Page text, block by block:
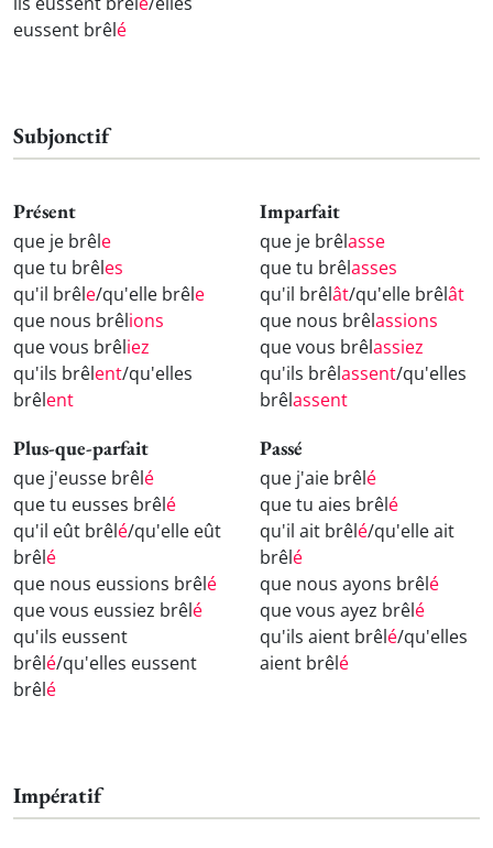
eussent brêlé
Subjonctif
Présent
que je brêle
que tu brêles
qu'il brêle/qu'elle brêle
que nous brêlions
que vous brêliez
qu'ils brêlent/qu'elles
brêlent
Imparfait
que je brêlasse
que tu brêlasses
qu'il brêlât/qu'elle brêlât
que nous brêlassions
que vous brêlassiez
qu'ils brêlassent/qu'elles
brêlassent
Plus-que-parfait
que j'eusse brêlé
que tu eusses brêlé
qu'il eût brêlé/qu'elle eût
brêlé
que nous eussions brêlé
que vous eussiez brêlé
qu'ils eussent
brêlé/qu'elles eussent
brêlé
Passé
que j'aie brêlé
que tu aies brêlé
qu'il ait brêlé/qu'elle ait
brêlé
que nous ayons brêlé
que vous ayez brêlé
qu'ils aient brêlé/qu'elles
aient brêlé
Impératif